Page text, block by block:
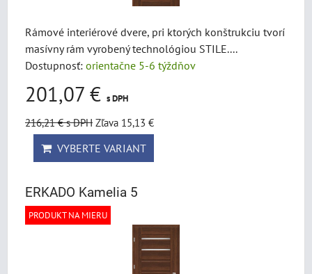
Rámové interiérové dvere, pri ktorých konštrukciu tvorí
masívny rám vyrobený technológiou STILE....
Dostupnosť: orientačne 5-6 týždňov
201,07 € s DPH
216,21 €s DPH Zľava 15,13 €
VYBERTE VARIANT
ERKADO Kamelia 5
PRODUKT NA MIERU